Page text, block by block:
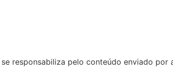
responsabiliza pelo conteúdo enviado por